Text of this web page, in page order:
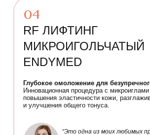
RF ЛИФТИНГ
МИКРОИГОЛЬЧАТЫЙ
ENDYMED
Глубокое омоложение для
Инновационная процедура с
повышения эластичности кожи,
и улучшения общего тонуса.
04
“Это одна из моих любимых